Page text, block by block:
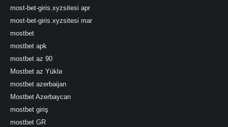
most-bet-giris.xyzsitesi apr
most-bet-giris.xyzsitesi mar
mostbet
mostbet apk
mostbet az 90
Mostbet az Yüklə
mostbet azerbaijan
Mostbet Azerbaycan
mostbet giriş
mostbet GR